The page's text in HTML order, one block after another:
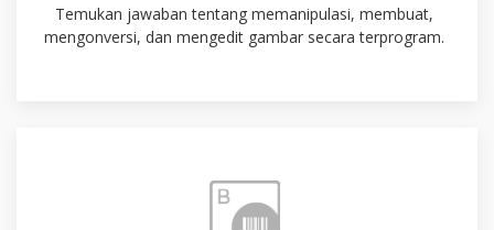
Temukan jawaban tentang memanipulasi, membuat,
mengonversi, dan mengedit gambar secara terprogram.